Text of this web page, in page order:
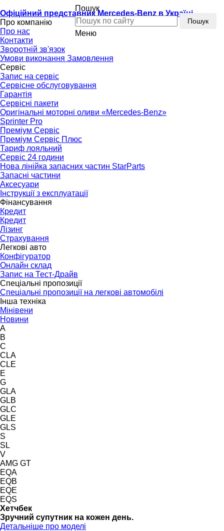
Офіційний представник Mercedes-Benz в Україні
Пошук
Пошук
Меню
Про компанію
Про нас
Контакти
Зворотній зв'язок
Умови виконання Замовлення
Сервіс
Запис на сервіс
Сервісне обслуговування
Гарантія
Сервісні пакети
Оригінальні моторні оливи «Mercedes-Benz»
Sprinter Pro
Преміум Сервіс
Преміум Сервіс Плюс
Тариф лояльний
Сервіс 24 години
Нова лінійка запасних частин StarParts
Запасні частини
Аксесуари
Інструкції з експлуатації
Фінансування
Кредит
Кредит
Лізинг
Страхування
Легкові авто
Конфігуратор
Онлайн склад
Запис на Тест-Драйв
Спеціальні пропозиції
Спеціальні пропозиції на легкові автомобілі
Інша техніка
Мінівени
Новини
A
B
C
CLA
CLE
E
G
GLA
GLB
GLC
GLE
GLS
S
SL
V
AMG GT
EQA
EQB
EQE
EQS
Хетчбек
Зручний супутник на кожен день.
Детальніше про моделі